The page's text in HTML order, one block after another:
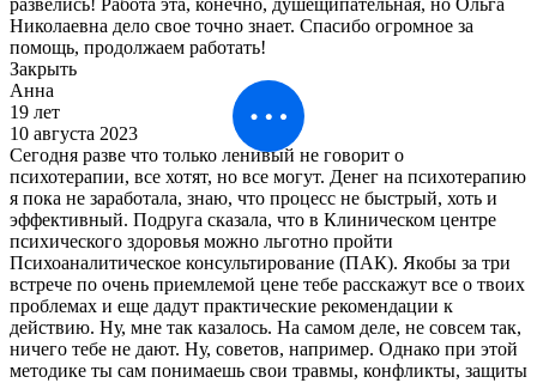
развелись! Работа эта, конечно, душещипательная, но Ольга
Николаевна дело свое точно знает. Спасибо огромное за
помощь, продолжаем работать!
Закрыть
Анна
19 лет
10 августа 2023
Сегодня разве что только ленивый не говорит о
психотерапии, все хотят, но все могут. Денег на психотерапию
я пока не заработала, знаю, что процесс не быстрый, хоть и
эффективный. Подруга сказала, что в Клиническом центре
психического здоровья можно льготно пройти
Психоаналитическое консультирование (ПАК). Якобы за три
встрече по очень приемлемой цене тебе расскажут все о твоих
проблемах и еще дадут практические рекомендации к
действию. Ну, мне так казалось. На самом деле, не совсем так,
ничего тебе не дают. Ну, советов, например. Однако при этой
методике ты сам понимаешь свои травмы, конфликты, защиты